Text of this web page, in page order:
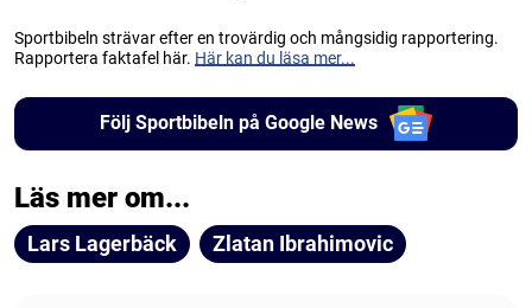
Sportbibeln strävar efter en trovärdig och mångsidig rapportering.
Rapportera faktafel här. Här kan du läsa mer...
Följ Sportbibeln på Google News
Läs mer om...
Lars Lagerbäck Zlatan Ibrahimovic